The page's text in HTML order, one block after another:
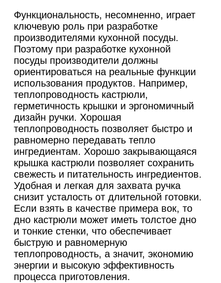
Функциональность, несомненно, играет
ключевую роль при разработке
производителями кухонной посуды.
Поэтому при разработке кухонной
посуды производители должны
ориентироваться на реальные функции
использования продуктов. Например,
теплопроводность кастрюли,
герметичность крышки и эргономичный
дизайн ручки. Хорошая
теплопроводность позволяет быстро и
равномерно передавать тепло
ингредиентам. Хорошо закрывающаяся
крышка кастрюли позволяет сохранить
свежесть и питательность ингредиентов.
Удобная и легкая для захвата ручка
снизит усталость от длительной готовки.
Если взять в качестве примера вок, то
дно кастрюли может иметь толстое дно
и тонкие стенки, что обеспечивает
быструю и равномерную
теплопроводность, а значит, экономию
энергии и высокую эффективность
процесса приготовления.